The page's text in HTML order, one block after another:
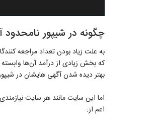
چگونه در شیپور نامحدود
به علت زیاد بودن تعداد مراجعه
که بخش زیادی از درآمد آن‌ها وابسته
بهتر دیده شدن آگهی هایشان در
اما این سایت مانند هر سایت
اعم از: